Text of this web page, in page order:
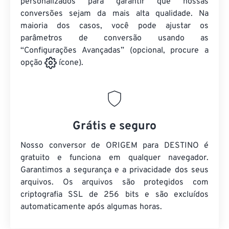
conversões sejam da mais alta qualidade. Na
maioria dos casos, você pode ajustar os
parâmetros de conversão usando as
“Configurações Avançadas” (opcional, procure a
opção
ícone).
Grátis e seguro
Nosso conversor de ORIGEM para DESTINO é
gratuito e funciona em qualquer navegador.
Garantimos a segurança e a privacidade dos seus
arquivos. Os arquivos são protegidos com
criptografia SSL de 256 bits e são excluídos
automaticamente após algumas horas.